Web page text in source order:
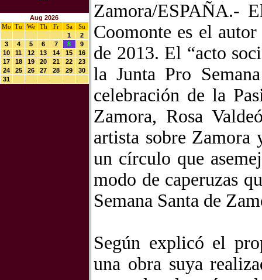
Aug 2026
Mo
Tu We Th Fr Sa
Su
1
2
3
4 5 6 7 8
9
10
11 12 13 14 15
16
17
18 19 20 21 22
23
24
25 26 27 28 29
30
31
Zamora/ESPAÑA.-
Coomonte es el
de 2013. El “acto
la Junta Pro
celebración de la
Zamora, Rosa
artista sobre Zamora
un círculo que
modo de caperuzas
Semana Santa de
Según explicó el
una obra suya